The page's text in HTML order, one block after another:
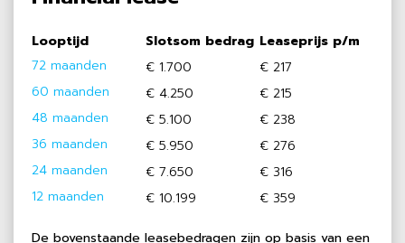
Looptijd Slotsom bedrag Leaseprijs p/m
72 maanden
€ 1.700
€ 217
60 maanden
€ 4.250
€ 215
48 maanden
€ 5.100
€ 238
36 maanden
€ 5.950
€ 276
24 maanden
€ 7.650
€ 316
12 maanden
€ 10.199 € 359
De bovenstaande leasebedragen zijn op basis van een